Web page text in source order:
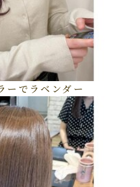
ーでラベンダー